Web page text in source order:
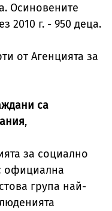
Осиновените
2010 г. - 950 деца.
от Агенцията за
са
,
за социално
официална
група най-